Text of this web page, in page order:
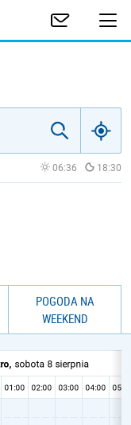
06:36 18:30
POGODA NA
WEEKEND